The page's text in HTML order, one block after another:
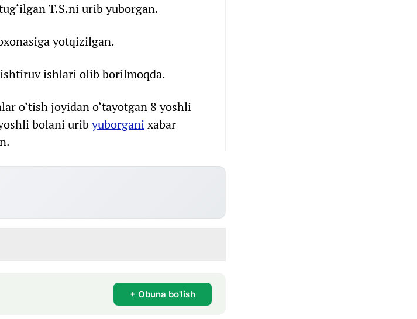
T.S.ni urib yuborgan.
yotqizilgan.
ishlari olib borilmoqda.
o‘tish joyidan o‘tayotgan 8 yoshli
bolani uribyuborganixabar
+ Obuna bo'lish